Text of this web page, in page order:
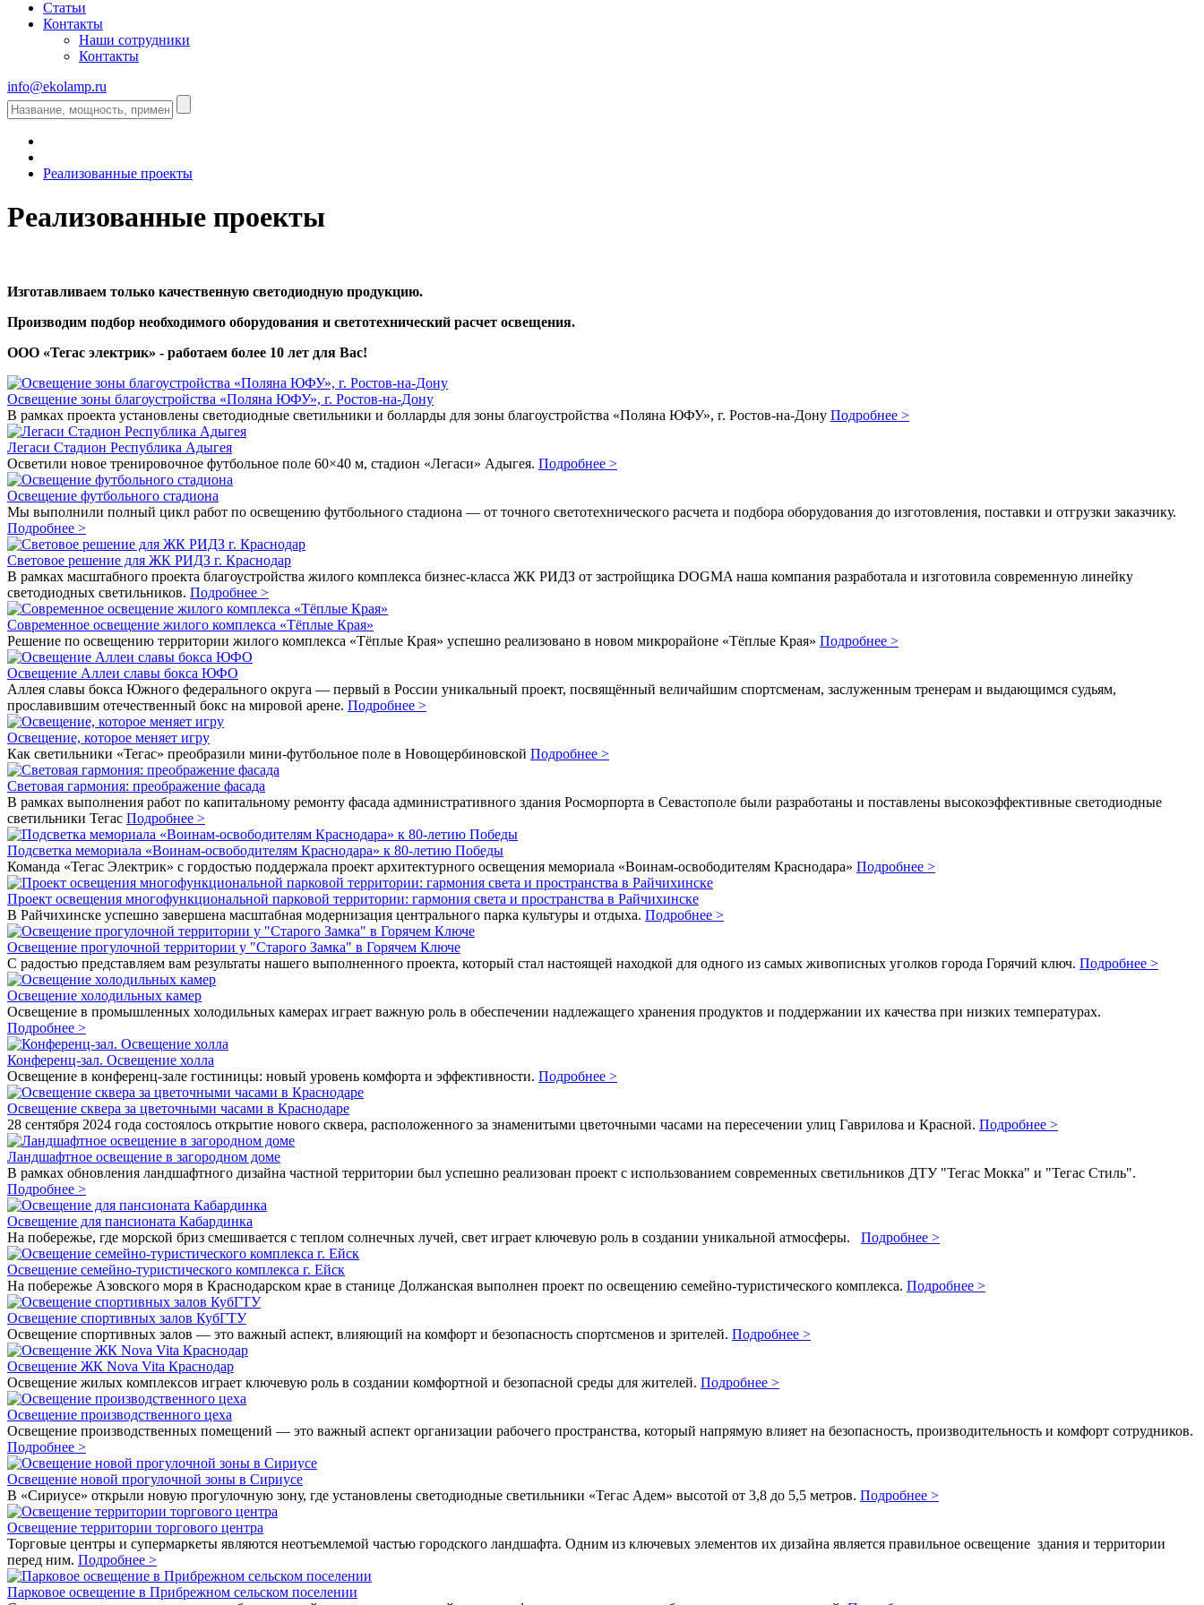
Статьи
Контакты
Наши сотрудники
Контакты
info@ekolamp.ru
Реализованные проекты
Реализованные проекты
Изготавливаем только качественную светодиодную продукцию.
Производим подбор необходимого оборудования и светотехнический расчет освещения.
ООО «Тегас электрик» - работаем более 10 лет для Вас!
Освещение зоны благоустройства «Поляна ЮФУ», г. Ростов‑на‑Дону
В рамках проекта установлены светодиодные светильники и болларды для зоны благоустройства «Поляна ЮФУ», г. Ростов‑на‑Дону Подробнее >
Легаси Стадион Республика Адыгея
Осветили новое тренировочное футбольное поле 60×40 м, стадион «Легаси» Адыгея. Подробнее >
Освещение футбольного стадиона
Мы выполнили полный цикл работ по освещению футбольного стадиона — от точного светотехнического расчета и подбора оборудования до изготовления, поставки и отгрузки заказчику.
Подробнее >
Световое решение для ЖК РИДЗ г. Краснодар
В рамках масштабного проекта благоустройства жилого комплекса бизнес-класса ЖК РИДЗ от застройщика DOGMA наша компания разработала и изготовила современную линейку
светодиодных светильников. Подробнее >
Современное освещение жилого комплекса «Тёплые Края»
Решение по освещению территории жилого комплекса «Тёплые Края» успешно реализовано в новом микрорайоне «Тёплые Края» Подробнее >
Освещение Аллеи славы бокса ЮФО
Аллея славы бокса Южного федерального округа — первый в России уникальный проект, посвящённый величайшим спортсменам, заслуженным тренерам и выдающимся судьям,
прославившим отечественный бокс на мировой арене. Подробнее >
Освещение, которое меняет игру
Как светильники «Тегас» преобразили мини-футбольное поле в Новощербиновской Подробнее >
Световая гармония: преображение фасада
В рамках выполнения работ по капитальному ремонту фасада административного здания Росморпорта в Севастополе были разработаны и поставлены высокоэффективные светодиодные
светильники Тегас Подробнее >
Подсветка мемориала «Воинам-освободителям Краснодара» к 80-летию Победы
Команда «Тегас Электрик» с гордостью поддержала проект архитектурного освещения мемориала «Воинам-освободителям Краснодара» Подробнее >
Проект освещения многофункциональной парковой территории: гармония света и пространства в Райчихинске
В Райчихинске успешно завершена масштабная модернизация центрального парка культуры и отдыха. Подробнее >
Освещение прогулочной территории у "Старого Замка" в Горячем Ключе
С радостью представляем вам результаты нашего выполненного проекта, который стал настоящей находкой для одного из самых живописных уголков города Горячий ключ. Подробнее >
Освещение холодильных камер
Освещение в промышленных холодильных камерах играет важную роль в обеспечении надлежащего хранения продуктов и поддержании их качества при низких температурах.
Подробнее >
Конференц-зал. Освещение холла
Освещение в конференц-зале гостиницы: новый уровень комфорта и эффективности. Подробнее >
Освещение сквера за цветочными часами в Краснодаре
28 сентября 2024 года состоялось открытие нового сквера, расположенного за знаменитыми цветочными часами на пересечении улиц Гаврилова и Красной. Подробнее >
Ландшафтное освещение в загородном доме
В рамках обновления ландшафтного дизайна частной территории был успешно реализован проект с использованием современных светильников ДТУ "Тегас Мокка" и "Тегас Стиль".
Подробнее >
Освещение для пансионата Кабардинка
На побережье, где морской бриз смешивается с теплом солнечных лучей, свет играет ключевую роль в создании уникальной атмосферы. Подробнее >
Освещение семейно-туристического комплекса г. Ейск
На побережье Азовского моря в Краснодарском крае в станице Должанская выполнен проект по освещению семейно-туристического комплекса. Подробнее >
Освещение спортивных залов КубГТУ
Освещение спортивных залов — это важный аспект, влияющий на комфорт и безопасность спортсменов и зрителей. Подробнее >
Освещение ЖК Nova Vita Краснодар
Освещение жилых комплексов играет ключевую роль в создании комфортной и безопасной среды для жителей. Подробнее >
Освещение производственного цеха
Освещение производственных помещений — это важный аспект организации рабочего пространства, который напрямую влияет на безопасность, производительность и комфорт сотрудников.
Подробнее >
Освещение новой прогулочной зоны в Сириусе
В «Сириусе» открыли новую прогулочную зону, где установлены светодиодные светильники «Тегас Адем» высотой от 3,8 до 5,5 метров. Подробнее >
Освещение территории торгового центра
Торговые центры и супермаркеты являются неотъемлемой частью городского ландшафта. Одним из ключевых элементов их дизайна является правильное освещение здания и территории
перед ним. Подробнее >
Парковое освещение в Прибрежном сельском поселении